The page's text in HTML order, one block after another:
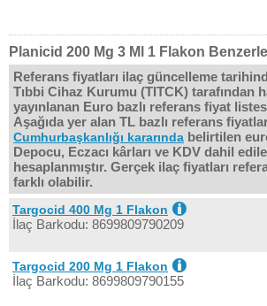
Planicid 200 Mg 3 Ml 1 Flakon
Referans fiyatları ilaç güncelleme
Tıbbi Cihaz Kurumu (TITCK) tarafından
yayınlanan Euro bazlı referans fiyat
Aşağıda yer alan TL bazlı referans
Cumhurbaşkanlığı kararında belirtilen
Depocu, Eczacı kârları ve KDV dahil
hesaplanmıştır. Gerçek ilaç fiyatları
farklı olabilir.
Targocid 400 Mg 1 Flakon
İlaç Barkodu: 8699809790209
Targocid 200 Mg 1 Flakon
İlaç Barkodu: 8699809790155